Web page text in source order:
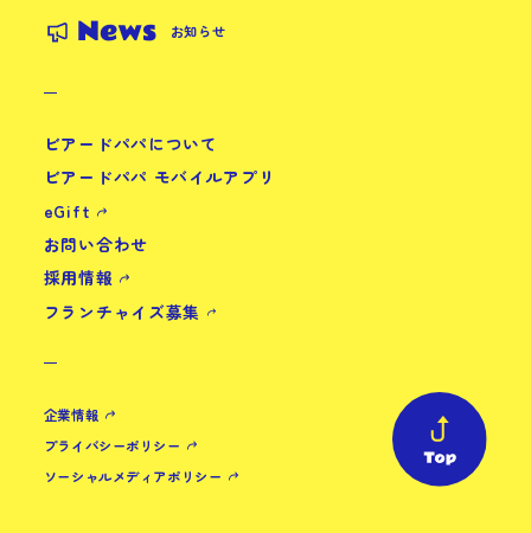
News お知らせ
ビアードパパについて
ビアードパパ モバイルアプリ
eGift
お問い合わせ
採用情報
フランチャイズ募集
企業情報
プライバシーポリシー
ソーシャルメディアポリシー